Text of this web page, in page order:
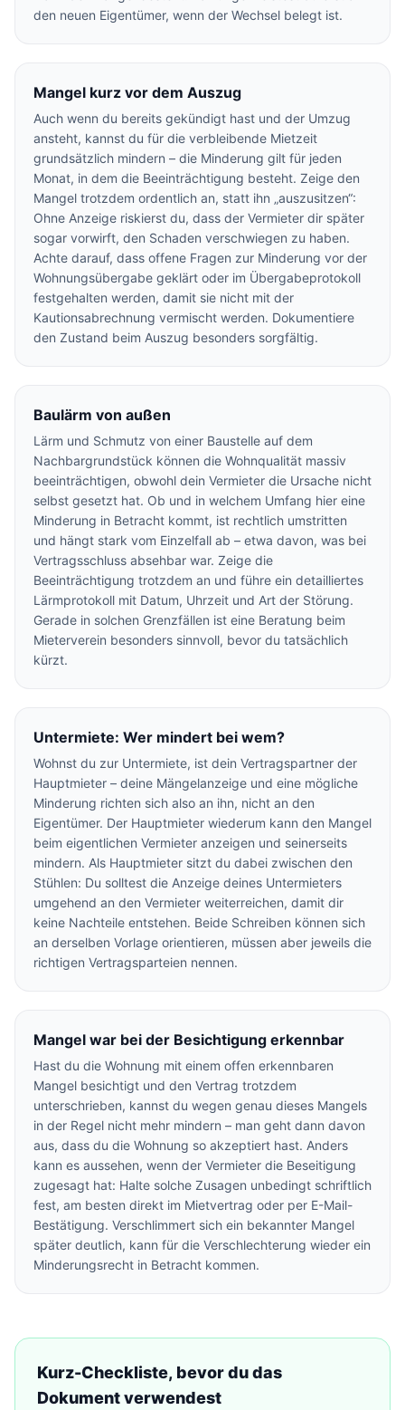
den neuen Eigentümer, wenn der Wechsel belegt ist.
Mangel kurz vor dem Auszug
Auch wenn du bereits gekündigt hast und der Umzug
ansteht, kannst du für die verbleibende Mietzeit
grundsätzlich mindern – die Minderung gilt für jeden
Monat, in dem die Beeinträchtigung besteht. Zeige den
Mangel trotzdem ordentlich an, statt ihn „auszusitzen“:
Ohne Anzeige riskierst du, dass der Vermieter dir später
sogar vorwirft, den Schaden verschwiegen zu haben.
Achte darauf, dass offene Fragen zur Minderung vor der
Wohnungsübergabe geklärt oder im Übergabeprotokoll
festgehalten werden, damit sie nicht mit der
Kautionsabrechnung vermischt werden. Dokumentiere
den Zustand beim Auszug besonders sorgfältig.
Baulärm von außen
Lärm und Schmutz von einer Baustelle auf dem
Nachbargrundstück können die Wohnqualität massiv
beeinträchtigen, obwohl dein Vermieter die Ursache nicht
selbst gesetzt hat. Ob und in welchem Umfang hier eine
Minderung in Betracht kommt, ist rechtlich umstritten
und hängt stark vom Einzelfall ab – etwa davon, was bei
Vertragsschluss absehbar war. Zeige die
Beeinträchtigung trotzdem an und führe ein detailliertes
Lärmprotokoll mit Datum, Uhrzeit und Art der Störung.
Gerade in solchen Grenzfällen ist eine Beratung beim
Mieterverein besonders sinnvoll, bevor du tatsächlich
kürzt.
Untermiete: Wer mindert bei wem?
Wohnst du zur Untermiete, ist dein Vertragspartner der
Hauptmieter – deine Mängelanzeige und eine mögliche
Minderung richten sich also an ihn, nicht an den
Eigentümer. Der Hauptmieter wiederum kann den Mangel
beim eigentlichen Vermieter anzeigen und seinerseits
mindern. Als Hauptmieter sitzt du dabei zwischen den
Stühlen: Du solltest die Anzeige deines Untermieters
umgehend an den Vermieter weiterreichen, damit dir
keine Nachteile entstehen. Beide Schreiben können sich
an derselben Vorlage orientieren, müssen aber jeweils die
richtigen Vertragsparteien nennen.
Mangel war bei der Besichtigung erkennbar
Hast du die Wohnung mit einem offen erkennbaren
Mangel besichtigt und den Vertrag trotzdem
unterschrieben, kannst du wegen genau dieses Mangels
in der Regel nicht mehr mindern – man geht dann davon
aus, dass du die Wohnung so akzeptiert hast. Anders
kann es aussehen, wenn der Vermieter die Beseitigung
zugesagt hat: Halte solche Zusagen unbedingt schriftlich
fest, am besten direkt im Mietvertrag oder per E-Mail-
Bestätigung. Verschlimmert sich ein bekannter Mangel
später deutlich, kann für die Verschlechterung wieder ein
Minderungsrecht in Betracht kommen.
Kurz-Checkliste, bevor du das
Dokument verwendest